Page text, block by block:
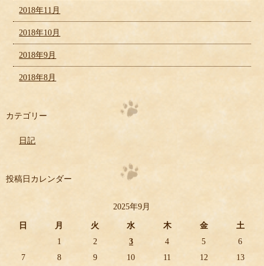
2018年11月
2018年10月
2018年9月
2018年8月
カテゴリー
日記
投稿日カレンダー
2025年9月
日 月 火 水 木 金 土
1 2 3 4 5
6
7
8 9 10 11 12
13